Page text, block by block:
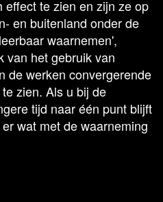
te zien en zijn ze op
en buitenland onder de
waarnemen',
van het gebruik van
de werken convergerende
zien. Als u bij de
tijd naar één punt blijft
wat met de waarneming